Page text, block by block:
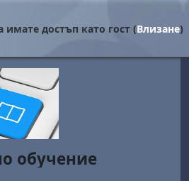
имате достъп като гост (Влизане)
обучение